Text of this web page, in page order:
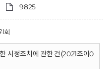
9825
회
시정조치에 관한 건(2021조이0